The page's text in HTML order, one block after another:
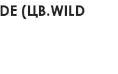
(ЦВ.WILD